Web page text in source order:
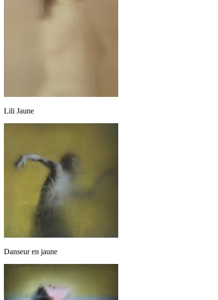
Lili Jaune
Danseur en jaune